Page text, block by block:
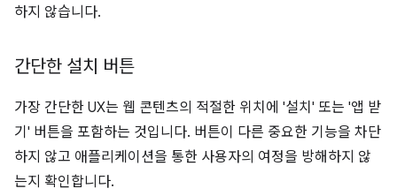
하지 않습니다.
간단한 설치 버튼
가장 간단한 UX는 웹 콘텐츠의 적절한 위치에 '설치' 또는 '앱 받
기' 버튼을 포함하는 것입니다. 버튼이 다른 중요한 기능을 차단
하지 않고 애플리케이션을 통한 사용자의 여정을 방해하지 않
는지 확인합니다.